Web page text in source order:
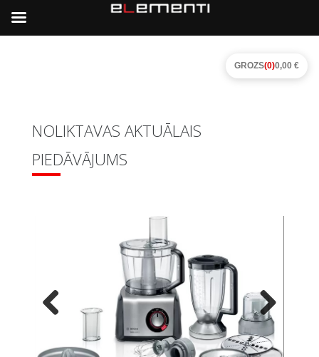
NOLIKTAVAS AKTUĀLAIS
PIEDĀVĀJUMS
Next
GROZS(0)0,00 €